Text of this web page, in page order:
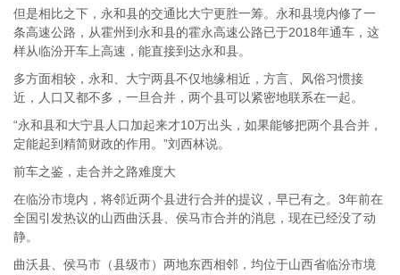
但是相比之下，永和县的交通比大宁更胜一筹。永和县境内修了一
条高速公路，从霍州到永和县的霍永高速公路已于2018年通车，这
样从临汾开车上高速，能直接到达永和县。
多方面相较，永和、大宁两县不仅地缘相近，方言、风俗习惯接
近，人口又都不多，一旦合并，两个县可以紧密地联系在一起。
“永和县和大宁县人口加起来才10万出头，如果能够把两个县合并，
定能起到精简财政的作用。”刘西林说。
前车之鉴，走合并之路难度大
在临汾市境内，将邻近两个县进行合并的提议，早已有之。3年前在
全国引发热议的山西曲沃县、侯马市合并的消息，现在已经没了动
静。
曲沃县、侯马市（县级市）两地东西相邻，均位于山西省临汾市境